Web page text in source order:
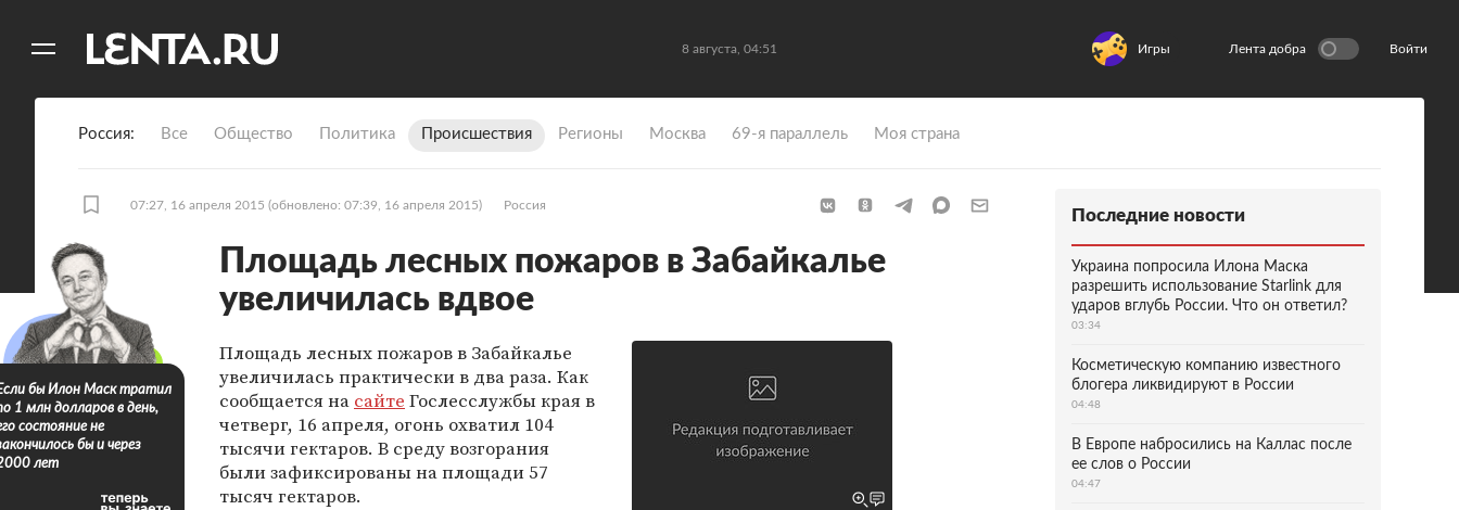
8 августа, 04:51 Игры Лента добра Войти
Россия Все Общество Политика Происшествия Регионы Москва 69-я параллель Моя страна
07:27, 16 апреля 2015 (обновлено: 07:39, 16 апреля 2015) Россия
Площадь лесных пожаров в Забайкалье
увеличилась вдвое
Площадь лесных пожаров в Забайкалье
увеличилась практически в два раза. Как
сообщается на сайте Гослесслужбы края в
четверг, 16 апреля, огонь охватил 104
тысячи гектаров. В среду возгорания
были зафиксированы на площади 57
тысяч гектаров.
бы Илон Маск тратил
1 млн долларов в день,
состояние не
бы и через
лет
Последние новости
Украина попросила Илона Маска
разрешить использование Starlink для
ударов вглубь России. Что он ответил?
03:34
Косметическую компанию известного
блогера ликвидируют в России
04:48
В Европе набросились на Каллас после
ее слов о России
04:47